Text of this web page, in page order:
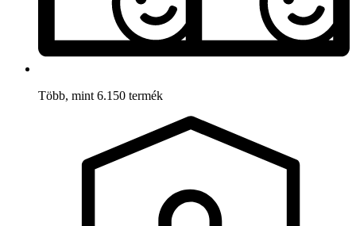
Több, mint 6.150 termék